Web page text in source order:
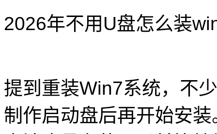
2026年不用U盘怎么装
提到重装Win7系统，不
制作启动盘后再开始安